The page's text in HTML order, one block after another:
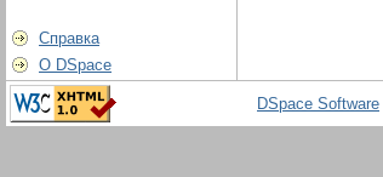
Справка
О DSpace
DSpace Software